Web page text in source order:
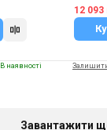
12 093
В наявності Залишити
Завантажити